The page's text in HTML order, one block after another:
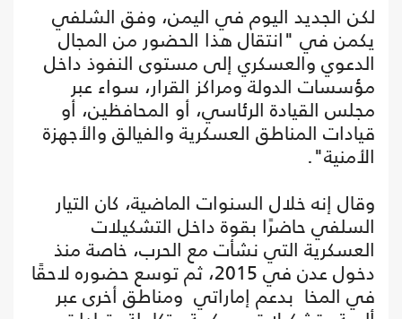
لكن الجديد اليوم في اليمن، وفق الشلفي
يكمن في "انتقال هذا الحضور من المجال
الدعوي والعسكري إلى مستوى النفوذ داخل
مؤسسات الدولة ومراكز القرار، سواء عبر
مجلس القيادة الرئاسي، أو المحافظين، أو
قيادات المناطق العسكرية والفيالق والأجهزة
الأمنية".
وقال إنه خلال السنوات الماضية، كان التيار
السلفي حاضرًا بقوة داخل التشكيلات
العسكرية التي نشأت مع الحرب، خاصة منذ
دخول عدن في 2015، ثم توسع حضوره لاحقًا
في المخا بدعم إماراتي ومناطق أخرى عبر